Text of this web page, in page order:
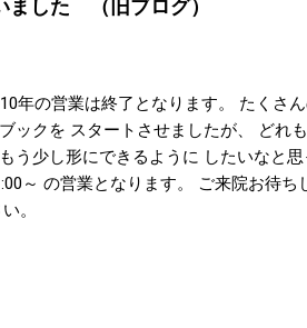
した （旧ブログ）
年の営業は終了となります。 たくさ
ックを スタートさせましたが、 どれ
う少し形にできるように したいなと
～ の営業となります。 ご来院お待
。